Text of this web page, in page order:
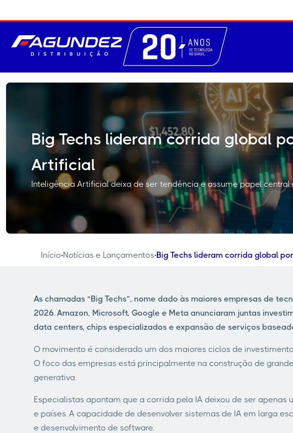
Big Techs lideram corrida global
Artificial
Inteligência Artificial deixa de ser tendência e assume papel
Início•Notícias e Lançamentos•Big Techs lideram corrida global
As chamadas “Big Techs”, nome dado às maiores empresas de
2026. Amazon, Microsoft, Google e Meta anunciaram juntas
data centers, chips especializados e expansão de serviços
O movimento é considerado um dos maiores ciclos de
O foco das empresas está principalmente na construção de
generativa.
Especialistas apontam que a corrida pela IA deixou de ser
e países. A capacidade de desenvolver sistemas de IA em larga
e desenvolvimento de software.